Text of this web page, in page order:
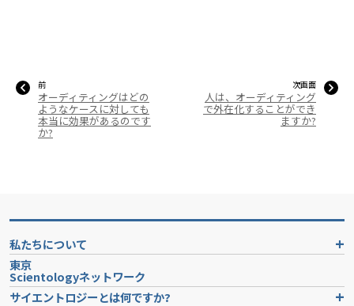
前
オーディティングはどの
ようなケースに対しても
本当に効果があるのです
か?
次画面
人は、オーディティング
で外在化することができ
ますか?
私たちについて
東京
Scientologyネットワーク
サイエントロジーとは何ですか?